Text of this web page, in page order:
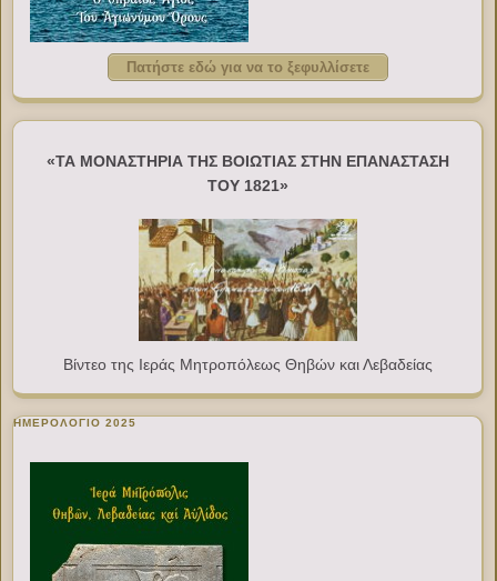
Πατήστε εδώ για να το ξεφυλλίσετε
«ΤΑ ΜΟΝΑΣΤΗΡΙΑ ΤΗΣ ΒΟΙΩΤΙΑΣ ΣΤΗΝ ΕΠΑΝΑΣΤΑΣΗ
ΤΟΥ 1821»
Βίντεο της Ιεράς Μητροπόλεως Θηβών και Λεβαδείας
ΗΜΕΡΟΛΟΓΙΟ 2025